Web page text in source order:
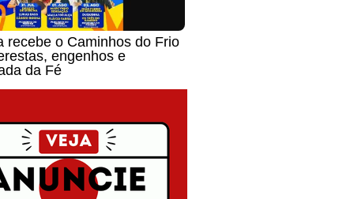
recebe o Caminhos do Frio
engenhos e
da Fé